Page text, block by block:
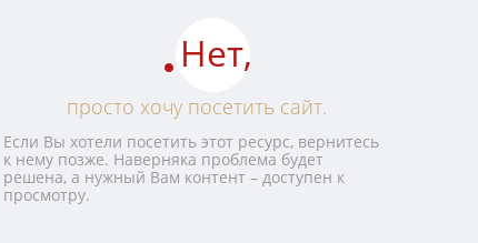
Нет,
просто хочу посетить сайт.
Если Вы хотели посетить этот ресурс, вернитесь
к нему позже. Наверняка проблема будет
решена, а нужный Вам контент – доступен к
просмотру.